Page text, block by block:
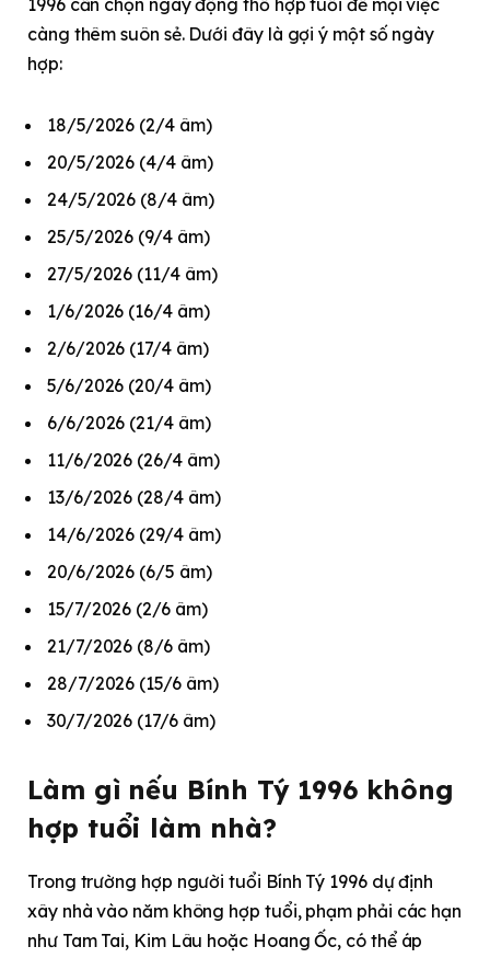
1996 cần chọn ngày động thổ hợp tuổi để mọi việc
càng thêm suôn sẻ. Dưới đây là gợi ý một số ngày
hợp:
18/5/2026 (2/4 âm)
20/5/2026 (4/4 âm)
24/5/2026 (8/4 âm)
25/5/2026 (9/4 âm)
27/5/2026 (11/4 âm)
1/6/2026 (16/4 âm)
2/6/2026 (17/4 âm)
5/6/2026 (20/4 âm)
6/6/2026 (21/4 âm)
11/6/2026 (26/4 âm)
13/6/2026 (28/4 âm)
14/6/2026 (29/4 âm)​
20/6/2026 (6/5 âm)​
15/7/2026 (2/6 âm)
21/7/2026 (8/6 âm)
28/7/2026 (15/6 âm)
30/7/2026 (17/6 âm)
Làm gì nếu Bính Tý 1996 không
hợp tuổi làm nhà?
Trong trường hợp người tuổi Bính Tý 1996 dự định
xây nhà vào năm không hợp tuổi, phạm phải các hạn
như Tam Tai, Kim Lâu hoặc Hoang Ốc, có thể áp